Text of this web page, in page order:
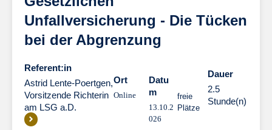
Unfallversicherung - Die Tücken
bei der Abgrenzung
Referent:in
Astrid Lente-Poertgen,
Vorsitzende Richterin
am LSG a.D.
Ort
Online
Datu
m
13.10.2
026
freie
Plätze
Dauer
2.5
Stunde(n)